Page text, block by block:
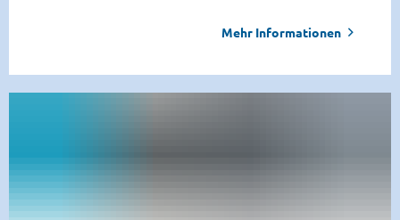
Mehr Informationen